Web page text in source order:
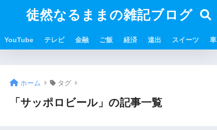
徒然なるままの雑記ブログ
YouTube テレビ 金融 ご飯 経済 遠出 スイーツ 車
ホーム タグ
「サッポロビール」の記事一覧